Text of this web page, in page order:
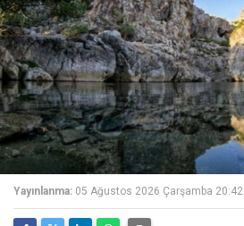
Yayınlanma: 05 Ağustos 2026 Çarşamba 20:42